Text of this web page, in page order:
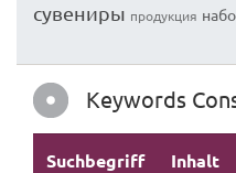
сувениры продукция
Keywords
Suchbegriff Inhalt